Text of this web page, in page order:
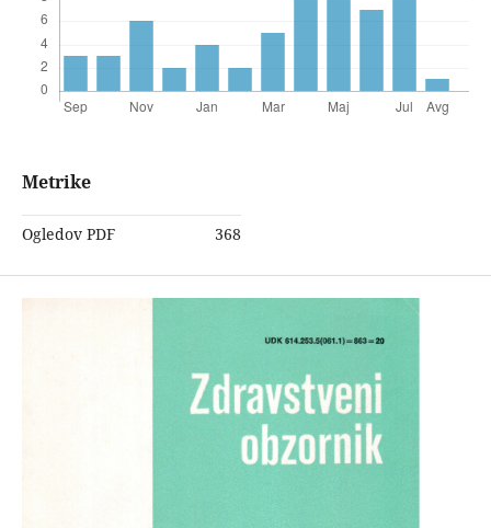
Metrike
Ogledov PDF 368